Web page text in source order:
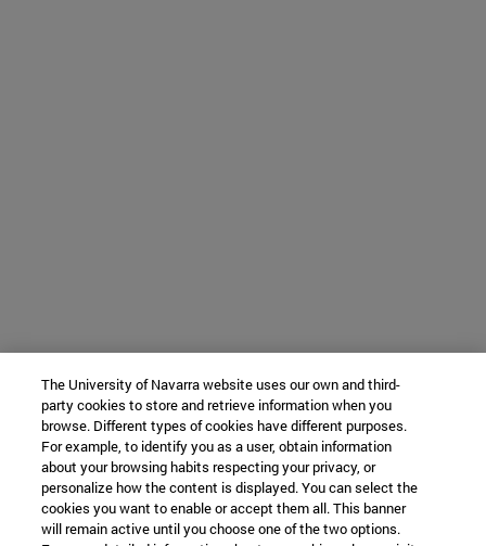
The University of Navarra website uses our own and third-
party cookies to store and retrieve information when you
browse. Different types of cookies have different purposes.
For example, to identify you as a user, obtain information
about your browsing habits respecting your privacy, or
personalize how the content is displayed. You can select the
cookies you want to enable or accept them all. This banner
will remain active until you choose one of the two options.